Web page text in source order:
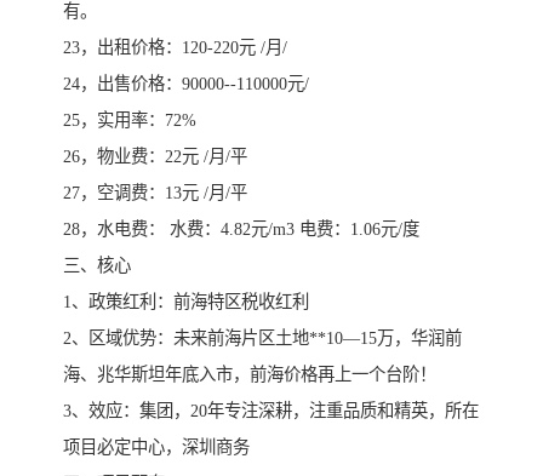
有。
23，出租价格：120-220元 /月/
24，出售价格：90000--110000元/
25，实用率：72%
26，物业费：22元 /月/平
27，空调费：13元 /月/平
28，水电费： 水费：4.82元/m3 电费：1.06元/度
三、核心
1、政策红利：前海特区税收红利
2、区域优势：未来前海片区土地**10—15万，华润前
海、兆华斯坦年底入市，前海价格再上一个台阶！
3、效应：集团，20年专注深耕，注重品质和精英，所在
项目必定中心，深圳商务